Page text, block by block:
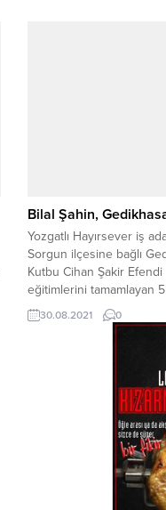
Bilal Şahin,
Yozgatlı Hayırsever iş
Sorgun ilçesine bağlı
Kutbu Cihan Şakir Efendi
eğitimlerini tamamlayan
düzenlendi.
30.08.2021 0